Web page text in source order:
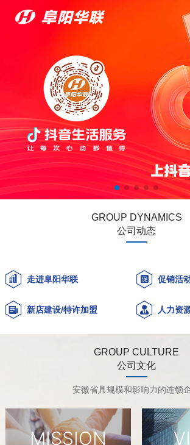
GROUP DYNAMICS
公司动态
走进阜阳华联 促销活
新店建设/特许加盟 人力资
GROUP CULTURE
公司文化
安徽省具规模和影响力的连锁
MISSION